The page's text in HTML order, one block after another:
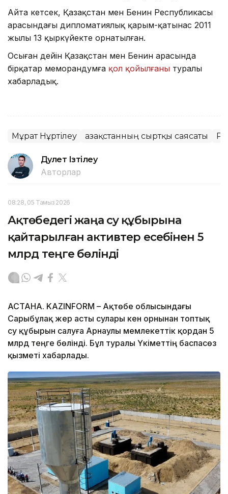
Айта кетсек, Қазақстан мен Бенин Республикасы
арасындағы дипломатиялық қарым-қатынас 2011
жылы 13 қыркүйекте орнатылған.
Осыған дейін Қазақстан мен Бенин арасында
бірқатар меморандумға қол қойылғаны туралы
хабарладық.
Мұрат Нұртілеу Қазақстанның сыртқы саясаты ҚР
Дәулет Ізтілеу
Авторлар
08:28, 05 Тамыз 2026
Ақтөбедегі жаңа су құбырына
қайтарылған активтер есебінен 5
млрд теңге бөлінді
АСТАНА. KAZINFORM – Ақтөбе облысындағы
Сарыбұлақ жер асты сулары кен орнынан топтық
су құбырын салуға Арнаулы мемлекеттік қордан 5
млрд теңге бөлінді. Бұл туралы Үкіметтің баспасөз
қызметі хабарлады.